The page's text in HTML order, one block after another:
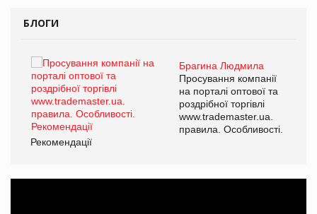
БЛОГИ
Брагина Людмила
Просування компанії
на порталі оптової та
роздрібної торгівлі
www.trademaster.ua.
правила. Особливості.
Рекомендації